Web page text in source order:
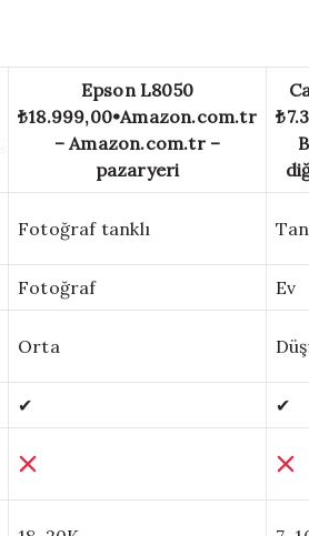
Epson L8050
₺18.999,00•Amazon.com.tr
– Amazon.com.tr –
pazaryeri
Fotoğraf tanklı
Fotoğraf Ev
Orta
✔ ✔